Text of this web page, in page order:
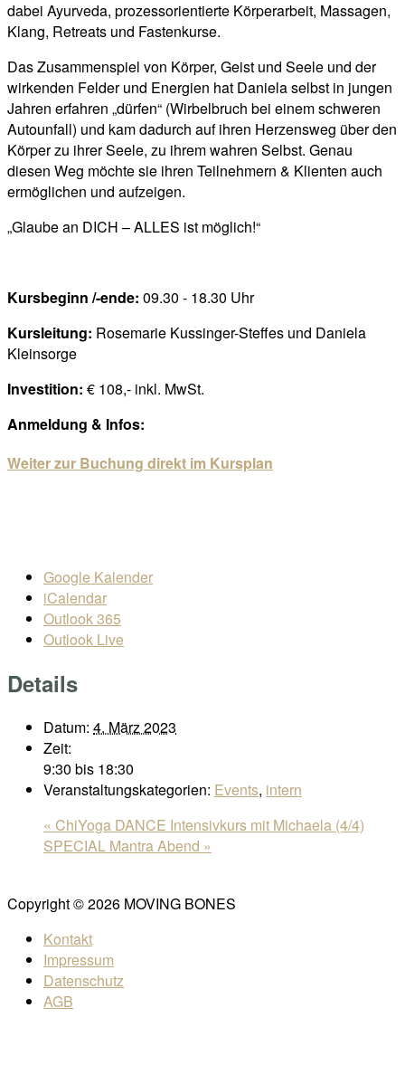
dabei Ayurveda, prozessorientierte Körperarbeit, Massagen,
Klang, Retreats und Fastenkurse.
Das Zusammenspiel von Körper, Geist und Seele und der
wirkenden Felder und Energien hat Daniela selbst in jungen
Jahren erfahren „dürfen“ (Wirbelbruch bei einem schweren
Autounfall) und kam dadurch auf ihren Herzensweg über den
Körper zu ihrer Seele, zu ihrem wahren Selbst. Genau
diesen Weg möchte sie ihren Teilnehmern & Klienten auch
ermöglichen und aufzeigen.
„Glaube an DICH – ALLES ist möglich!“
Kursbeginn /-ende: 09.30 - 18.30 Uhr
Kursleitung: Rosemarie Kussinger-Steffes und Daniela
Kleinsorge
Investition: € 108,- inkl. MwSt.
Anmeldung & Infos:
Weiter zur Buchung direkt im Kursplan
Google Kalender
iCalendar
Outlook 365
Outlook Live
Details
Datum: 4. März 2023
Zeit:
9:30 bis 18:30
Veranstaltungskategorien: Events, intern
« ChiYoga DANCE Intensivkurs mit Michaela (4/4)
SPECIAL Mantra Abend »
Copyright © 2026 MOVING BONES
Kontakt
Impressum
Datenschutz
AGB